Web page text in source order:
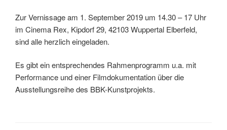
Zur Vernissage am 1. September 2019 um 14.30 – 17 Uhr
im Cinema Rex, Kipdorf 29, 42103 Wuppertal Elberfeld,
sind alle herzlich eingeladen.
Es gibt ein entsprechendes Rahmenprogramm u.a. mit
Performance und einer Filmdokumentation über die
Ausstellungsreihe des BBK-Kunstprojekts.